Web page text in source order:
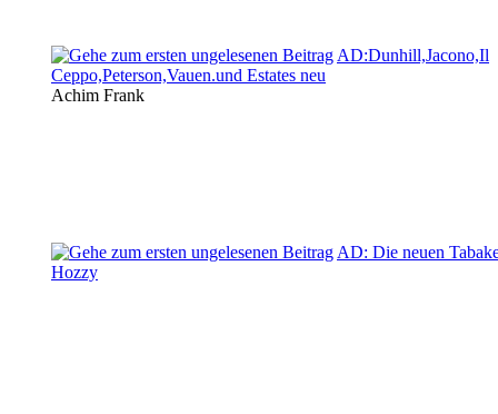
AD:Dunhill,Jacono,Il
Ceppo,Peterson,Vauen.und Estates neu
Achim Frank
AD: Die neuen
Hozzy